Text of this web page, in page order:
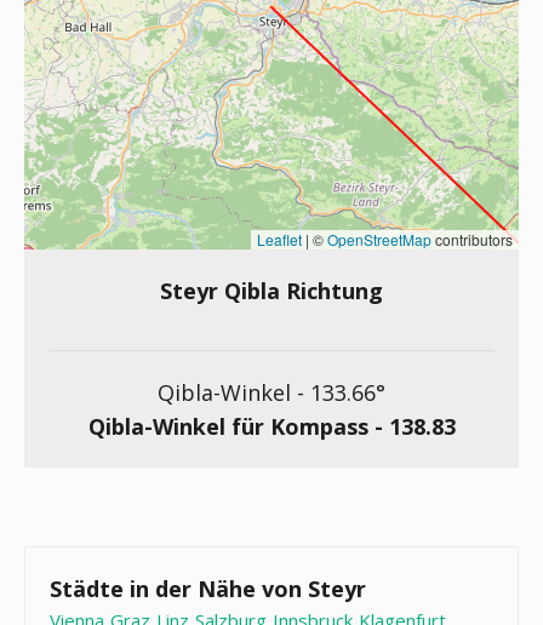
Leaflet | ©OpenStreetMapcontributors
Steyr Qibla Richtung
Qibla-Winkel - 133.66°
Qibla-Winkel für Kompass - 138.83
Städte in der Nähe von Steyr
Vienna Graz Linz Salzburg Innsbruck Klagenfurt